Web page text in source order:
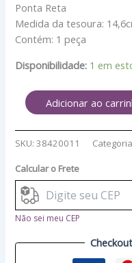
Ponta Reta
Medida da tesoura:
Contém: 1 peça
Disponibilidade: 1 em
Adicionar ao
SKU:38420011
Calcular o Frete
Não sei meu CEP